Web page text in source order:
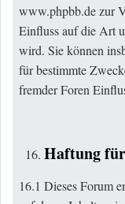
www.phpbb.de zur
Einfluss auf die Art
wird. Sie können
für bestimmte
fremder Foren
Haftung
16.1 Dieses Forum